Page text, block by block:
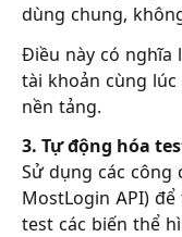
dùng chung,
Điều này có nghĩa
tài khoản cùng
nền tảng.
3. Tự động hóa
Sử dụng các công
MostLogin API)
test các biến thể